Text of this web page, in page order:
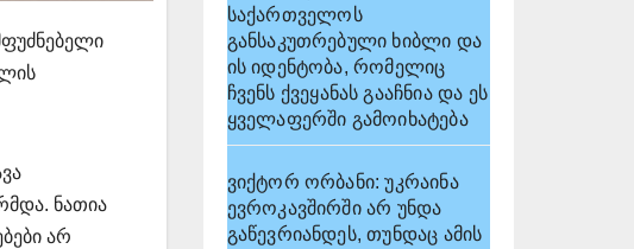
ნათია
არ
საქართველოს
განსაკუთრებული ხიბლი და
ის იდენტობა, რომელიც
ჩვენს ქვეყანას გააჩნია და ეს
ყველაფერში გამოიხატება
ვიქტორ ორბანი: უკრაინა
ევროკავშირში არ უნდა
გაწევრიანდეს, თუნდაც ამის